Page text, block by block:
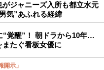
ジャニーズ入所も都立水元
気”あふれる経緯
“覚醒”！ 朝ドラから10年…
またぐ看板女優に
開示」